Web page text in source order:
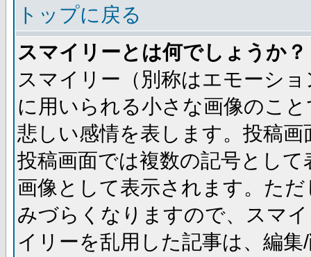
トップに戻る
スマイリーとは何でしょうか？
スマイリー（別称はエモーシ
に用いられる小さな画像のこ
悲しい感情を表します。投稿
投稿画面では複数の記号とし
画像として表示されます。た
みづらくなりますので、スマ
イリーを乱用した記事は、編